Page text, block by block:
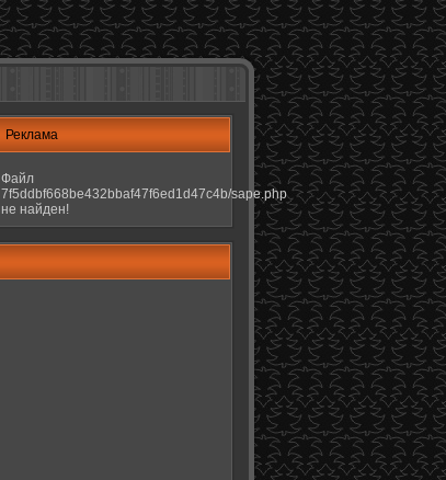
Реклама
Файл
7f5ddbf668be432bbaf47f6ed1d47c4b/sape.php
не найден!